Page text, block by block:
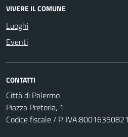
VIVERE IL COMUNE
Luoghi
Eventi
CONTATTI
Città di Palermo
Piazza Pretoria, 1
Codice fiscale / P. IVA:80016350821